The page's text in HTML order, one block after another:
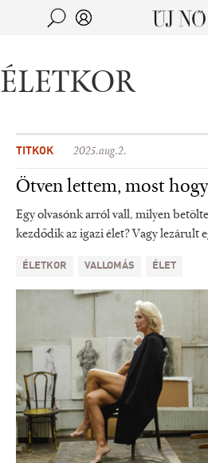
Jump to
ÉLETKOR
TITKOK 2025.aug.2.
Ötven lettem, most
Egy olvasónk arról vall, milyen
kezdődik az igazi élet? Vagy lezárult
ÉLETKOR VALLOMÁS ÉLET